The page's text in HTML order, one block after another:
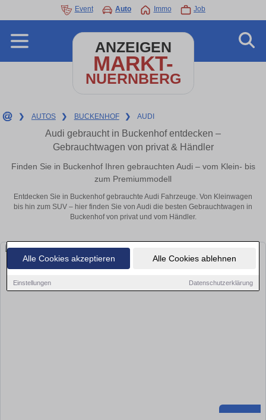
Alle Cookies akzeptieren Alle Cookies ablehnen
Einstellungen Datenschutzerklärung
Event Auto Immo Job
ANZEIGEN
MARKT-
NUERNBERG
❯ AUTOS ❯ BUCKENHOF ❯ AUDI
Audi gebraucht in Buckenhof entdecken –
Gebrauchtwagen von privat & Händler
Finden Sie in Buckenhof Ihren gebrauchten Audi – vom Klein- bis
zum Premiummodell
Entdecken Sie in Buckenhof gebrauchte Audi Fahrzeuge. Von Kleinwagen
bis hin zum SUV – hier finden Sie von Audi die besten Gebrauchtwagen in
Buckenhof von privat und vom Händler.